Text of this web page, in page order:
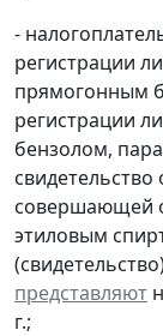
-
регистрации
прямогонным
регистрации
бензолом,
совершающей
этиловым
представляют
г.;